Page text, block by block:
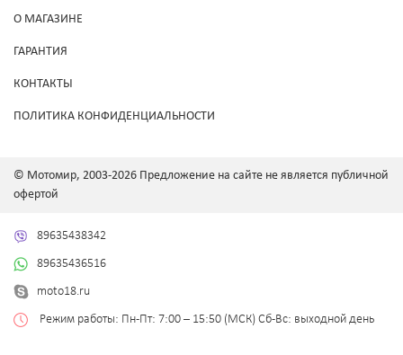
О МАГАЗИНЕ
ГАРАНТИЯ
КОНТАКТЫ
ПОЛИТИКА КОНФИДЕНЦИАЛЬНОСТИ
© Мотомир, 2003-2026 Предложение на сайте не является публичной
офертой
89635438342
89635436516
moto18.ru
Режим работы: Пн-Пт: 7:00 – 15:50 (МСК) Сб-Вс: выходной день